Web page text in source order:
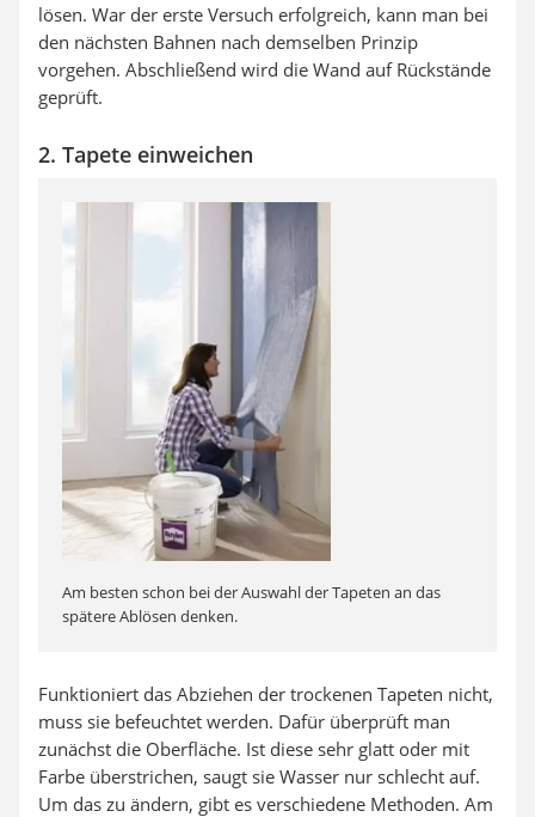
lösen. War der erste Versuch erfolgreich, kann man bei
den nächsten Bahnen nach demselben Prinzip
vorgehen. Abschließend wird die Wand auf Rückstände
geprüft.
2. Tapete einweichen
Am besten schon bei der Auswahl der Tapeten an das
spätere Ablösen denken.
Funktioniert das Abziehen der trockenen Tapeten nicht,
muss sie befeuchtet werden. Dafür überprüft man
zunächst die Oberfläche. Ist diese sehr glatt oder mit
Farbe überstrichen, saugt sie Wasser nur schlecht auf.
Um das zu ändern, gibt es verschiedene Methoden. Am